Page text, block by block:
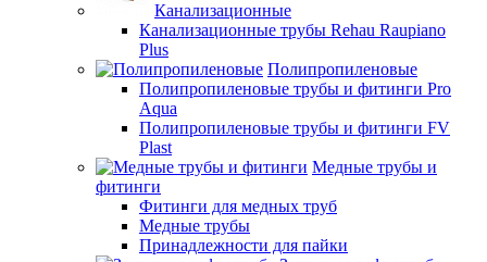
Канализационные
Канализационные трубы Rehau Raupiano
Plus
Полипропиленовые
Полипропиленовые трубы и фитинги Pro
Aqua
Полипропиленовые трубы и фитинги FV
Plast
Медные трубы и
фитинги
Фитинги для медных труб
Медные трубы
Принадлежности для пайки